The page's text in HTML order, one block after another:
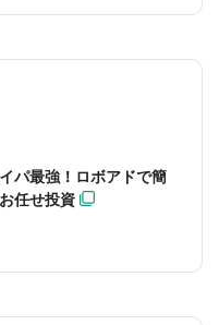
パ最強！ロボアドで簡
任せ投資